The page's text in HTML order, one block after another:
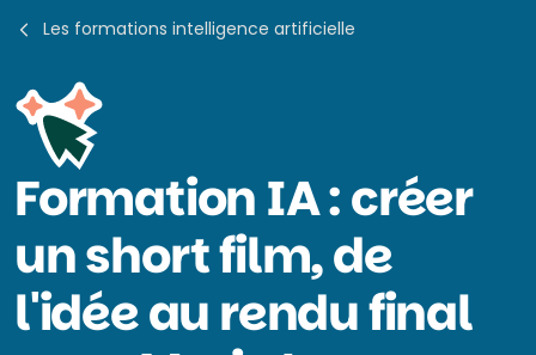
Les formations intelligence artificielle
FormationIA : créer
un short film, de
l'idée au rendu final